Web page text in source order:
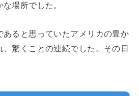
場所でした。
あると思っていたアメリカの豊か
、驚くことの連続でした。その日